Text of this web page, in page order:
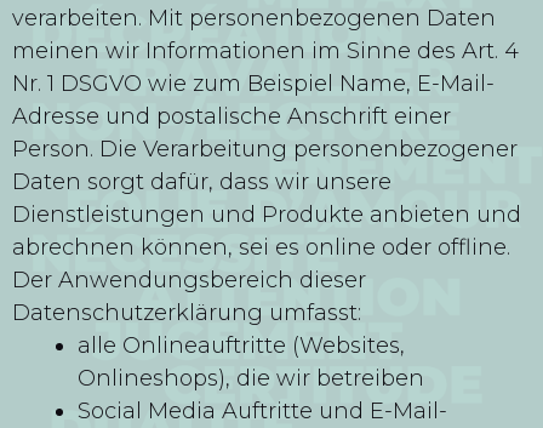
verarbeiten. Mit personenbezogenen Daten
meinen wir Informationen im Sinne des Art. 4
Nr. 1 DSGVO wie zum Beispiel Name, E-Mail-
Adresse und postalische Anschrift einer
Person. Die Verarbeitung personenbezogener
Daten sorgt dafür, dass wir unsere
Dienstleistungen und Produkte anbieten und
abrechnen können, sei es online oder offline.
Der Anwendungsbereich dieser
Datenschutzerklärung umfasst:
alle Onlineauftritte (Websites,
Onlineshops), die wir betreiben
Social Media Auftritte und E-Mail-